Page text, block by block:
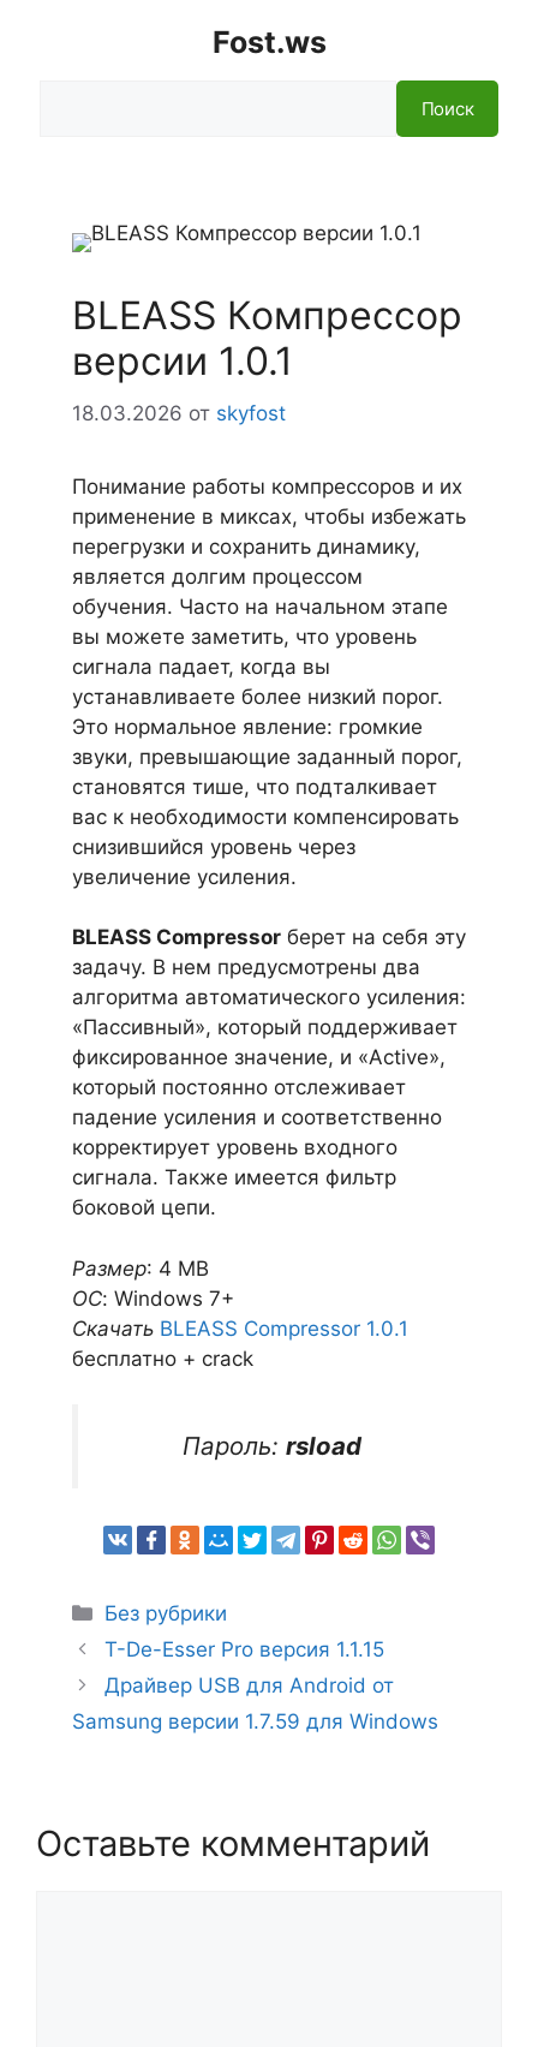
Fost.ws
Поиск
BLEASS Компрессор
версии 1.0.1
18.03.2026 от skyfost
Понимание работы компрессоров и их
применение в миксах, чтобы избежать
перегрузки и сохранить динамику,
является долгим процессом
обучения. Часто на начальном этапе
вы можете заметить, что уровень
сигнала падает, когда вы
устанавливаете более низкий порог.
Это нормальное явление: громкие
звуки, превышающие заданный порог,
становятся тише, что подталкивает
вас к необходимости компенсировать
снизившийся уровень через
увеличение усиления.
BLEASS Compressor берет на себя эту
задачу. В нем предусмотрены два
алгоритма автоматического усиления:
«Пассивный», который поддерживает
фиксированное значение, и «Active»,
который постоянно отслеживает
падение усиления и соответственно
корректирует уровень входного
сигнала. Также имеется фильтр
боковой цепи.
Размер: 4 MB
ОС: Windows 7+
Скачать BLEASS Compressor 1.0.1
бесплатно + crack
Пароль: rsload
Рубрики
Без рубрики
T-De-Esser Pro версия 1.1.15
Драйвер USB для Android от
Samsung версии 1.7.59 для Windows
Оставьте комментарий